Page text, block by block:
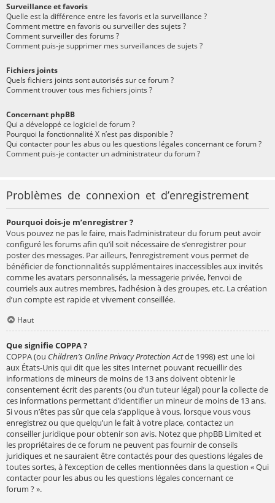
Surveillance et favoris
Quelle est la différence entre les favoris et la surveillance ?
Comment mettre en favoris ou surveiller des sujets ?
Comment surveiller des forums ?
Comment puis-je supprimer mes surveillances de sujets ?
Fichiers joints
Quels fichiers joints sont autorisés sur ce forum ?
Comment trouver tous mes fichiers joints ?
Concernant phpBB
Qui a développé ce logiciel de forum ?
Pourquoi la fonctionnalité X n’est pas disponible ?
Qui contacter pour les abus ou les questions légales concernant ce forum ?
Comment puis-je contacter un administrateur du forum ?
Problèmes de connexion et d’enregistrement
Pourquoi dois-je m’enregistrer ?
Vous pouvez ne pas le faire, mais l’administrateur du forum peut avoir
configuré les forums afin qu’il soit nécessaire de s’enregistrer pour
poster des messages. Par ailleurs, l’enregistrement vous permet de
bénéficier de fonctionnalités supplémentaires inaccessibles aux invités
comme les avatars personnalisés, la messagerie privée, l’envoi de
courriels aux autres membres, l’adhésion à des groupes, etc. La création
d’un compte est rapide et vivement conseillée.
Haut
Que signifie COPPA ?
COPPA (ou Children’s Online Privacy Protection Actde 1998) est une loi
aux États-Unis qui dit que les sites Internet pouvant recueillir des
informations de mineurs de moins de 13 ans doivent obtenir le
consentement écrit des parents (ou d’un tuteur légal) pour la collecte de
ces informations permettant d’identifier un mineur de moins de 13 ans.
Si vous n’êtes pas sûr que cela s’applique à vous, lorsque vous vous
enregistrez ou que quelqu’un le fait à votre place, contactez un
conseiller juridique pour obtenir son avis. Notez que phpBB Limited et
les propriétaires de ce forum ne peuvent pas fournir de conseils
juridiques et ne sauraient être contactés pour des questions légales de
toutes sortes, à l’exception de celles mentionnées dans la question « Qui
contacter pour les abus ou les questions légales concernant ce
forum ? ».